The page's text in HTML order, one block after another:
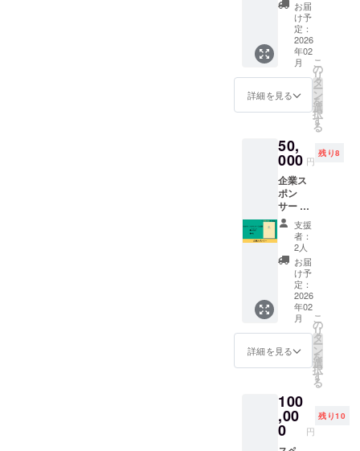
※通常販
売価格
は1冊
5,000円
の予定
です
税込み
1冊あた
り4,300
円の上
乗せ支
援で、
冊数を
増やせ
で、冊
数を増
やせま
す！
4,300円
上乗せ
＝11冊
お届け
8,600円
上乗せ
＝12冊
お届け
12,900
円上乗
せ＝13
冊お届
け ※送
売価格
は1冊
5,000円
の予定
ノー
ト）
に、お
名前を
掲載い
たしま
す。 ま
た、
HAPPA
NOTE（
ハッパ
ノー
ト）完
成版を1
冊お送
りいた
しま
す。 ※
掲載箇
所はこ
ちらに
お任せ
願いま
す。 ※
ニック
ネーム
す。 ※
掲載す
るお名
前は備
お届
け予
定：
2026
年02
月
詳細を見る
こ
の
リ
タ
ー
ン
を
選
択
す
る
50,
000 円
残り8
企業ス
ポン
サー お
名前＋
URLを
HAPPA
NOTE（
ハッパ
ノー
ト）完
成版に
掲載い
たしま
す。 ま
た、
NOTE（
ハッパ
ノー
支援
者：
2人
お届
け予
定：
2026
年02
月
詳細を見る
こ
の
リ
タ
ー
ン
を
選
択
す
る
100
,00
0 円
残り10